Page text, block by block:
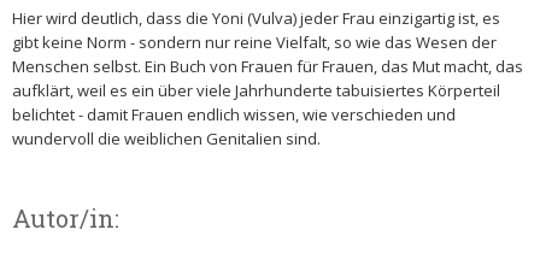
Hier wird deutlich, dass die Yoni (Vulva) jeder Frau einzigartig ist, es
gibt keine Norm - sondern nur reine Vielfalt, so wie das Wesen der
Menschen selbst. Ein Buch von Frauen für Frauen, das Mut macht, das
aufklärt, weil es ein über viele Jahrhunderte tabuisiertes Körperteil
belichtet - damit Frauen endlich wissen, wie verschieden und
wundervoll die weiblichen Genitalien sind.
Autor/in: